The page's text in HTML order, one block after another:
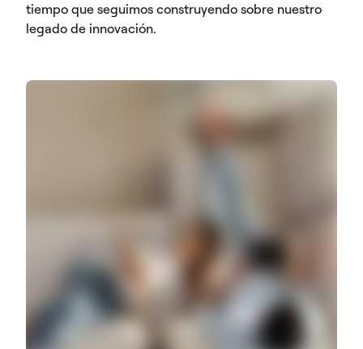
tiempo que seguimos construyendo sobre nuestro
legado de innovación.